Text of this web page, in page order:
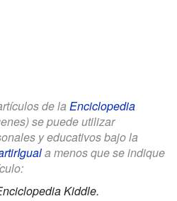
de la Enciclopedia
se puede utilizar
y educativos bajo la
a menos que se indique
Kiddle.